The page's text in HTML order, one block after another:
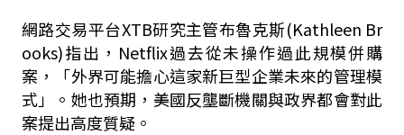
網路交易平台XTB研究主管布魯克斯(Kathleen Br
ooks)指出， Netflix過去從未操作過此規模併購
案，「外界可能擔心這家新巨型企業未來的管理模
式」。她也預期，美國反壟斷機關與政界都會對此
案提出高度質疑。